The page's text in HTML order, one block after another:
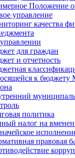
Положение
управление
качества
для граждан
и отчетность
к бюджету
политика
налог на
правовая